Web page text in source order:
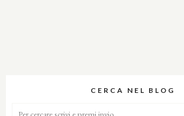
CERCA NEL BLOG